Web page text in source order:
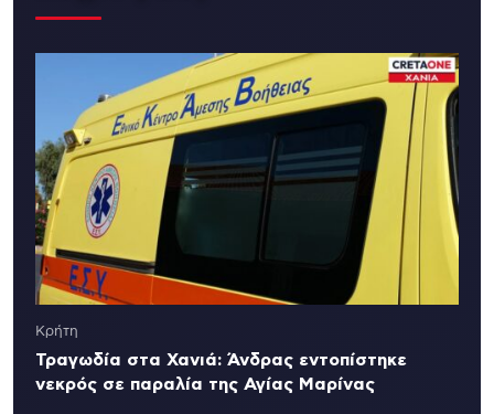
Κρήτη
Τραγωδία στα Χανιά: Άνδρας εντοπίστηκε
νεκρός σε παραλία της Αγίας Μαρίνας